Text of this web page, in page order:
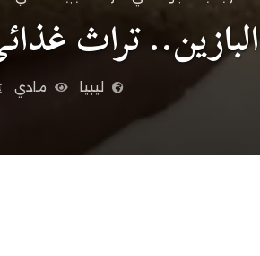
البازين.. تراث
ليبيا مادي